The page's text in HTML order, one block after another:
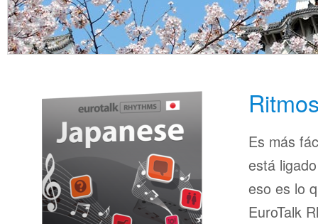
Es más
está
eso es lo
EuroTalk